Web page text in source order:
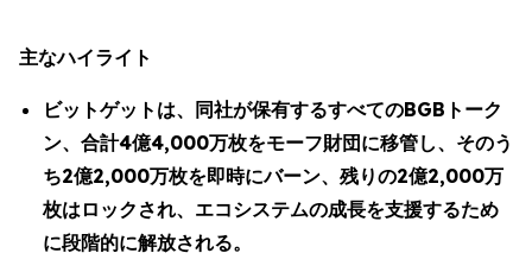
主なハイライト
ビットゲットは、同社が保有するすべてのBGBトーク
ン、合計4億4,000万枚をモーフ財団に移管し、そのう
ち2億2,000万枚を即時にバーン、残りの2億2,000万
枚はロックされ、エコシステムの成長を支援するため
に段階的に解放される。